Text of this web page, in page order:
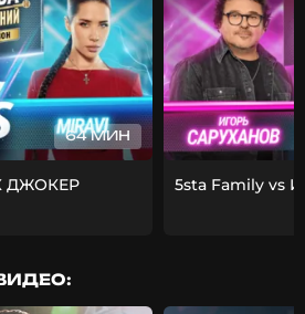
64 МИН
ДЖОКЕР 5sta Family vs